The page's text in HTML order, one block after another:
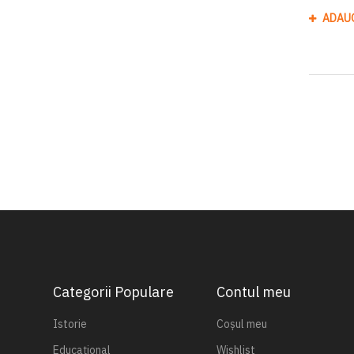
Categorii Populare
Istorie
Educațional
Contul meu
Coșul meu
Wishlist